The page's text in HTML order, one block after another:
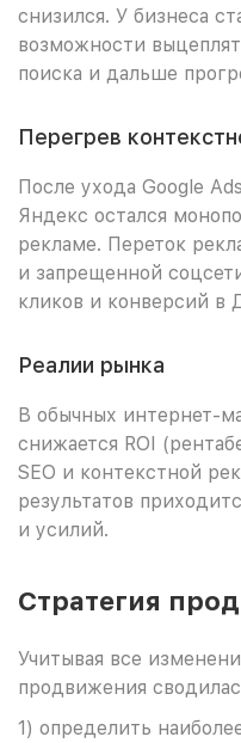
снизился. У бизнеса
возможности
поиска и дальше
Перегрев
После ухода Google
Яндекс остался
рекламе. Переток
и запрещенной
кликов и конверсий в
Реалии рынка
В обычных интернет-
снижается ROI
SEO и контекстной
результатов
и усилий.
Стратегия
Учитывая все
продвижения
1) определить